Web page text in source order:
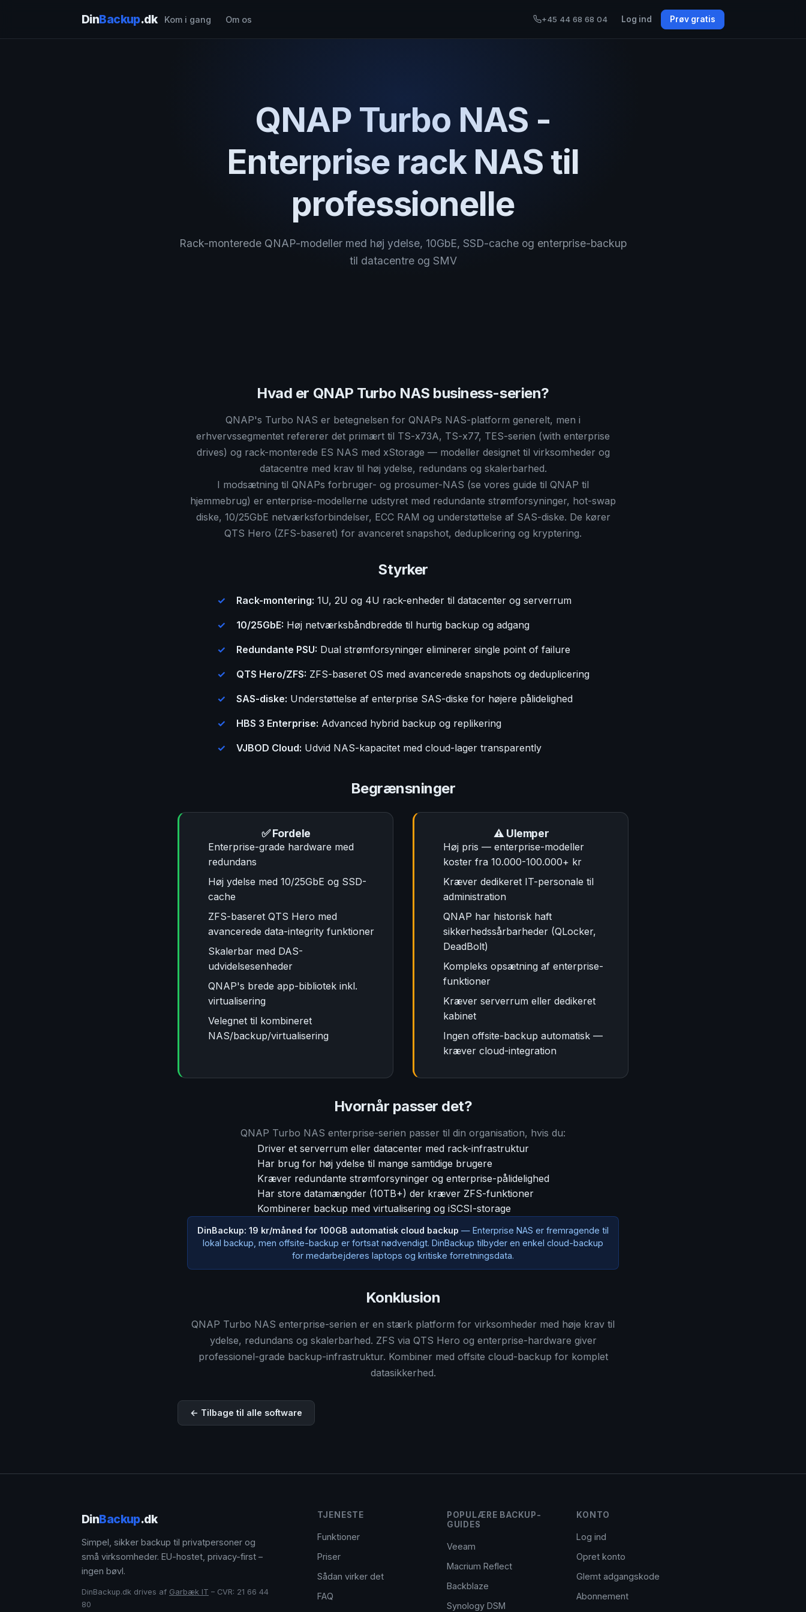
DinBackup.dk Kom i gang Om os +45 44 68 68 04 Log ind Prøv gratis
QNAP Turbo NAS -
Enterprise rack NAS til
professionelle
Rack-monterede QNAP-modeller med høj ydelse, 10GbE, SSD-cache og enterprise-backup
til datacentre og SMV
Hvad er QNAP Turbo NAS business-serien?
QNAP's Turbo NAS er betegnelsen for QNAPs NAS-platform generelt, men i
erhvervssegmentet refererer det primært til TS-x73A, TS-x77, TES-serien (with enterprise
drives) og rack-monterede ES NAS med xStorage — modeller designet til virksomheder og
datacentre med krav til høj ydelse, redundans og skalerbarhed.
I modsætning til QNAPs forbruger- og prosumer-NAS (se vores guide til QNAP til
hjemmebrug) er enterprise-modellerne udstyret med redundante strømforsyninger, hot-swap
diske, 10/25GbE netværksforbindelser, ECC RAM og understøttelse af SAS-diske. De kører
QTS Hero (ZFS-baseret) for avanceret snapshot, deduplicering og kryptering.
Styrker
Rack-montering: 1U, 2U og 4U rack-enheder til datacenter og serverrum
10/25GbE: Høj netværksbåndbredde til hurtig backup og adgang
Redundante PSU: Dual strømforsyninger eliminerer single point of failure
QTS Hero/ZFS: ZFS-baseret OS med avancerede snapshots og deduplicering
SAS-diske: Understøttelse af enterprise SAS-diske for højere pålidelighed
HBS 3 Enterprise: Advanced hybrid backup og replikering
VJBOD Cloud: Udvid NAS-kapacitet med cloud-lager transparently
Begrænsninger
✅ Fordele
Enterprise-grade hardware med
redundans
Høj ydelse med 10/25GbE og SSD-
cache
ZFS-baseret QTS Hero med
avancerede data-integrity funktioner
Skalerbar med DAS-
udvidelsesenheder
QNAP's brede app-bibliotek inkl.
virtualisering
Velegnet til kombineret
NAS/backup/virtualisering
⚠️ Ulemper
Høj pris — enterprise-modeller
koster fra 10.000-100.000+ kr
Kræver dedikeret IT-personale til
administration
QNAP har historisk haft
sikkerhedssårbarheder (QLocker,
DeadBolt)
Kompleks opsætning af enterprise-
funktioner
Kræver serverrum eller dedikeret
kabinet
Ingen offsite-backup automatisk —
kræver cloud-integration
Hvornår passer det?
QNAP Turbo NAS enterprise-serien passer til din organisation, hvis du:
Driver et serverrum eller datacenter med rack-infrastruktur
Har brug for høj ydelse til mange samtidige brugere
Kræver redundante strømforsyninger og enterprise-pålidelighed
Har store datamængder (10TB+) der kræver ZFS-funktioner
Kombinerer backup med virtualisering og iSCSI-storage
DinBackup: 19 kr/måned for 100GB automatisk cloud backup — Enterprise NAS er fremragende til
lokal backup, men offsite-backup er fortsat nødvendigt. DinBackup tilbyder en enkel cloud-backup
for medarbejderes laptops og kritiske forretningsdata.
Konklusion
QNAP Turbo NAS enterprise-serien er en stærk platform for virksomheder med høje krav til
ydelse, redundans og skalerbarhed. ZFS via QTS Hero og enterprise-hardware giver
professionel-grade backup-infrastruktur. Kombiner med offsite cloud-backup for komplet
datasikkerhed.
← Tilbage til alle software
DinBackup.dk
Simpel, sikker backup til privatpersoner og
små virksomheder. EU-hostet, privacy-first –
ingen bøvl.
DinBackup.dk drives af Garbæk IT – CVR: 21 66 44
80
TJENESTE
Funktioner
Priser
Sådan virker det
FAQ
POPULÆRE BACKUP-
GUIDES
Veeam
Macrium Reflect
Backblaze
Synology DSM
KONTO
Log ind
Opret konto
Glemt adgangskode
Abonnement